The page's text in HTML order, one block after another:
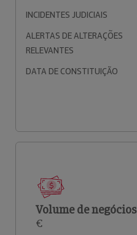
INCIDENTES JUDICIAIS
ALERTAS DE ALTERAÇÕES
RELEVANTES
DATA DE CONSTITUIÇÃO
Volume de negócios
€